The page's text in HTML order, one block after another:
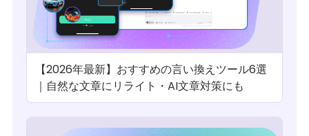
【2026年最新】おすすめの言い換えツール6選
｜自然な文章にリライト・AI文章対策にも